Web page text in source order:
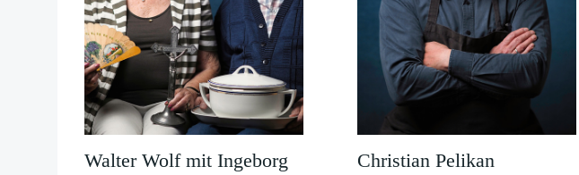
Walter Wolf mit Ingeborg
Christian Pelikan